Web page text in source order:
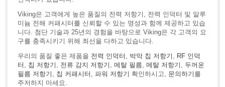
Viking은 고객에게 높은 품질의 전력 저항기, 전력 인덕터 및 알루
미늄 전해 커패시터를 신뢰할 수 있는 명성과 함께 제공하고 있습
니다. 첨단 기술과 25년의 경험을 바탕으로 Viking은 각 고객의 요
구를 충족시키기 위해 최선을 다하고 있습니다.
우리의 품질 좋은 제품을 전력 인덕터 박막 칩 저항기
RF 인덕
터
칩 저항기 전류 감지 저항기 메탈 필름 메탈 저항기
두꺼운
필름 저항기
칩 커패시터 파워 저항기 확인하시고, 문의하기 를
주저하지 마세요.